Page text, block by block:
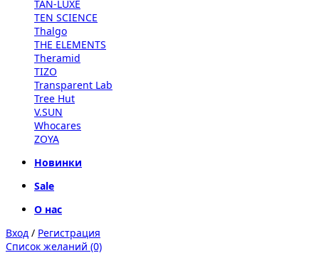
TAN-LUXE
TEN SCIENCE
Thalgo
THE ELEMENTS
Theramid
TIZO
Transparent Lab
Tree Hut
V.SUN
Whocares
ZOYA
Новинки
Sale
О нас
Вход / Регистрация
Список желаний (0)